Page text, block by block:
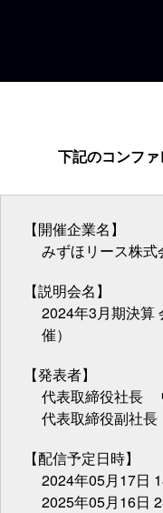
下記のコンファ
【開催企業名】
みずほリース株式
【説明会名】
2024年3月期決算
催）
【発表者】
代表取締役社長
代表取締役副社
【配信予定日時】
2024年05月17日
2025年05月16日